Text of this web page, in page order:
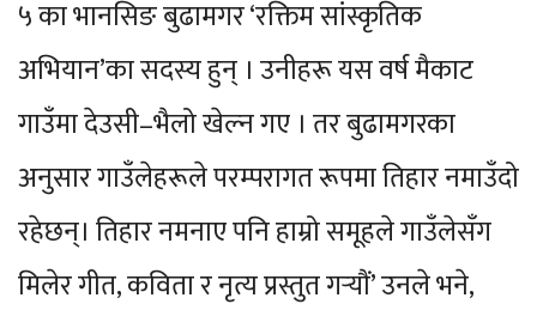
५ का भानसिङ बुढामगर ‘रक्तिम सांस्कृतिक
अभियान’का सदस्य हुन् । उनीहरू यस वर्ष मैकाट
गाउँमा देउसी–भैलो खेल्न गए । तर बुढामगरका
अनुसार गाउँलेहरूले परम्परागत रूपमा तिहार नमाउँदो
रहेछन्। तिहार नमनाए पनि हाम्रो समूहले गाउँलेसँग
मिलेर गीत, कविता र नृत्य प्रस्तुत गर्‍यौं’ उनले भने,